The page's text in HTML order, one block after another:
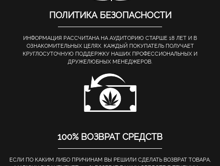
ПОЛИТИКА БЕЗОПАСНОСТИ
ИНФОРМАЦИЯ РАССЧИТАНА НА АУДИТОРИЮ СТАРШЕ 18 ЛЕТ И В
ОЗНАКОМИТЕЛЬНЫХ ЦЕЛЯХ. КАЖДЫЙ ПОКУПАТЕЛЬ ПОЛУЧАЕТ
КРУГЛОСУТОЧНУЮ ПОДДЕРЖКУ НАШИХ ПРОФЕССИОНАЛЬНЫХ И
ДРУЖЕЛЮБНЫХ МЕНЕДЖЕРОВ.
100% ВОЗВРАТ СРЕДСТВ
ЕСЛИ ПО КАКИМ ЛИБО ПРИЧИНАМ ВЫ РЕШИЛИ СДЕЛАТЬ ВОЗВРАТ ТОВАРА,